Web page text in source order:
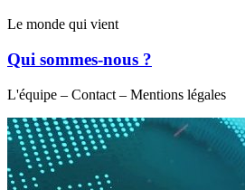
Le monde qui vient
Qui sommes-nous ?
L'équipe – Contact – Mentions légales